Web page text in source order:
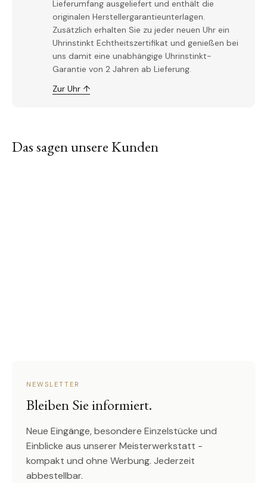
Lieferumfang ausgeliefert und enthält die
originalen Herstellergarantieunterlagen.
Zusätzlich erhalten Sie zu jeder neuen Uhr ein
Uhrinstinkt Echtheitszertifikat und genießen bei
uns damit eine unabhängige Uhrinstinkt-
Garantie von 2 Jahren ab Lieferung.
Zur Uhr ↑
Das sagen unsere Kunden
NEWSLETTER
Bleiben Sie informiert.
Neue Eingänge, besondere Einzelstücke und
Einblicke aus unserer Meisterwerkstatt -
kompakt und ohne Werbung. Jederzeit
abbestellbar.